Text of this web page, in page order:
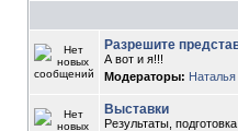
Разрешите
А вот и я!!!
Модераторы: Наталья
Выставки
Результаты, подготовка